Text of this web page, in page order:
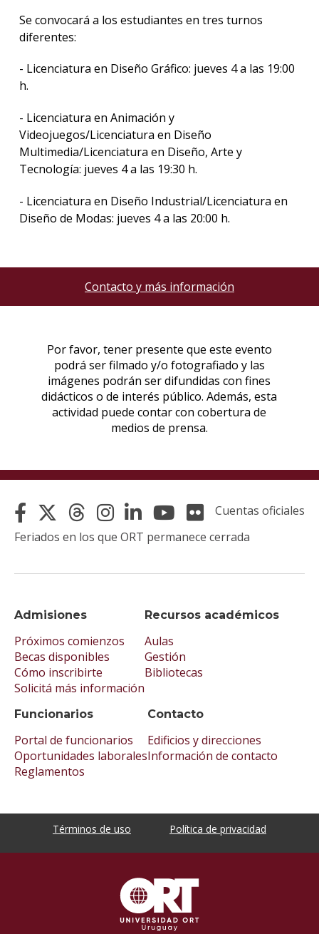
Se convocará a los estudiantes en tres turnos
diferentes:
- Licenciatura en Diseño Gráfico: jueves 4 a las 19:00
h.
- Licenciatura en Animación y
Videojuegos/Licenciatura en Diseño
Multimedia/Licenciatura en Diseño, Arte y
Tecnología: jueves 4 a las 19:30 h.
- Licenciatura en Diseño Industrial/Licenciatura en
Diseño de Modas: jueves 4 a las 20:00 h.
Contacto y más información
Admisiones
Próximos comienzos
Becas disponibles
Cómo inscribirte
Solicitá más información
Recursos académicos
Aulas
Gestión
Bibliotecas
Funcionarios
Portal de funcionarios
Oportunidades laborales
Reglamentos
Contacto
Edificios y direcciones
Información de contacto
Cuentas oficiales
Feriados en los que ORT permanece cerrada
Términos de uso Política de privacidad